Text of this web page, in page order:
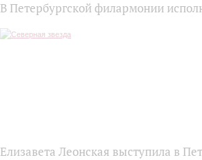
В Петербургской филармонии
Елизавета Леонская выступила в